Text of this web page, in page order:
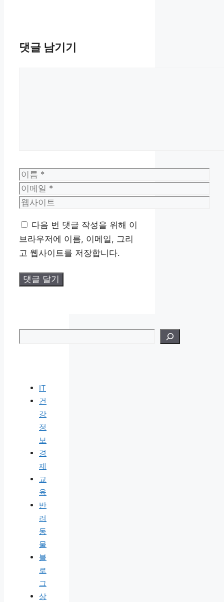
댓글 남기기
이
름
이
메
웹
이
트
다음 번 댓글 작성을 위해 이
브라우저에 이름, 이메일, 그리
고 웹사이트를 저장합니다.
IT
건
강
정
보
경
제
교
육
반
려
동
물
블
로
그
상